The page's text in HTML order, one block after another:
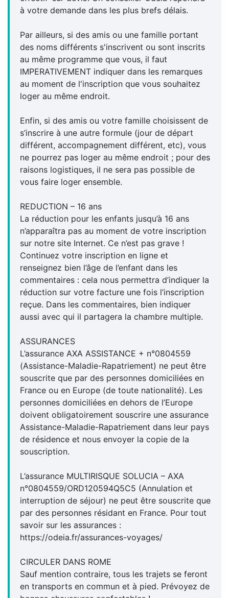
à votre demande dans les plus brefs délais.
Par ailleurs, si des amis ou une famille portant
des noms différents s'inscrivent ou sont inscrits
au même programme que vous, il faut
IMPERATIVEMENT indiquer dans les remarques
au moment de l'inscription que vous souhaitez
loger au même endroit.
Enfin, si des amis ou votre famille choisissent de
s’inscrire à une autre formule (jour de départ
différent, accompagnement différent, etc), vous
ne pourrez pas loger au même endroit ; pour des
raisons logistiques, il ne sera pas possible de
vous faire loger ensemble.
REDUCTION – 16 ans
La réduction pour les enfants jusqu’à 16 ans
n’apparaîtra pas au moment de votre inscription
sur notre site Internet. Ce n’est pas grave !
Continuez votre inscription en ligne et
renseignez bien l’âge de l’enfant dans les
commentaires : cela nous permettra d’indiquer la
réduction sur votre facture une fois l’inscription
reçue. Dans les commentaires, bien indiquer
aussi avec qui il partagera la chambre multiple.
ASSURANCES
L’assurance AXA ASSISTANCE + n°0804559
(Assistance-Maladie-Rapatriement) ne peut être
souscrite que par des personnes domiciliées en
France ou en Europe (de toute nationalité). Les
personnes domiciliées en dehors de l’Europe
doivent obligatoirement souscrire une assurance
Assistance-Maladie-Rapatriement dans leur pays
de résidence et nous envoyer la copie de la
souscription.
L’assurance MULTIRISQUE SOLUCIA – AXA
n°0804559/ORD120594Q5C5 (Annulation et
interruption de séjour) ne peut être souscrite que
par des personnes résidant en France. Pour tout
savoir sur les assurances :
https://odeia.fr/assurances-voyages/
CIRCULER DANS ROME
Sauf mention contraire, tous les trajets se feront
en transports en commun et à pied. Prévoyez de